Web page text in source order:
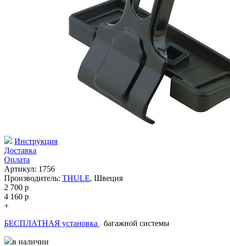
Инструкция
Доставка
Оплата
Артикул: 1756
Производитель: THULE, Швеция
2 700 p
4 160 p
+
БЕСПЛАТНАЯ установка
багажной системы
в наличии